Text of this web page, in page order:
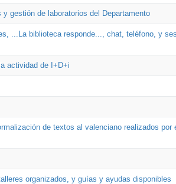
gestión de laboratorios del Departamento
...La biblioteca responde..., chat, teléfono, y
actividad de I+D+i
de textos al valenciano realizados por
organizados, y guías y ayudas disponibles